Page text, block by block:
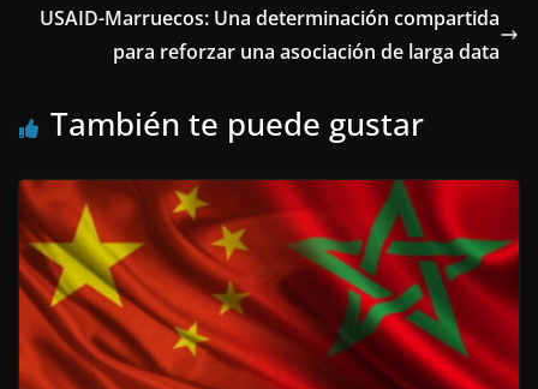
USAID-Marruecos: Una determinación compartida
para reforzar una asociación de larga data
También te puede gustar